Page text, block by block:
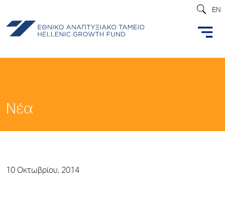
EN
Νέα
10 Οκτωβρίου, 2014